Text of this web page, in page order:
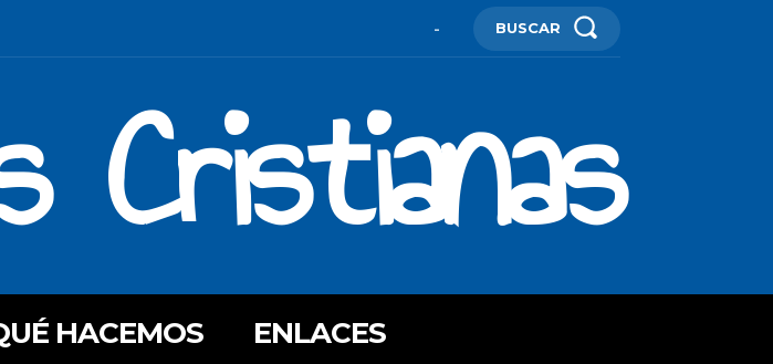
- BUSCAR
Cristianas
HACEMOS ENLACES